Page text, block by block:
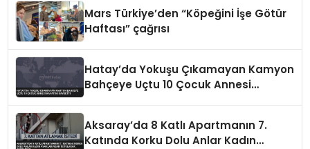
Mars Türkiye’den “Köpeğini İşe Götür
Haftası” çağrısı
Hatay’da Yokuşu Çıkamayan Kamyon
Bahçeye Uçtu 10 Çocuk Annesi
Aksaray’da 8 Katlı Apartmanın 7.
Katında Korku Dolu Anlar Kadın